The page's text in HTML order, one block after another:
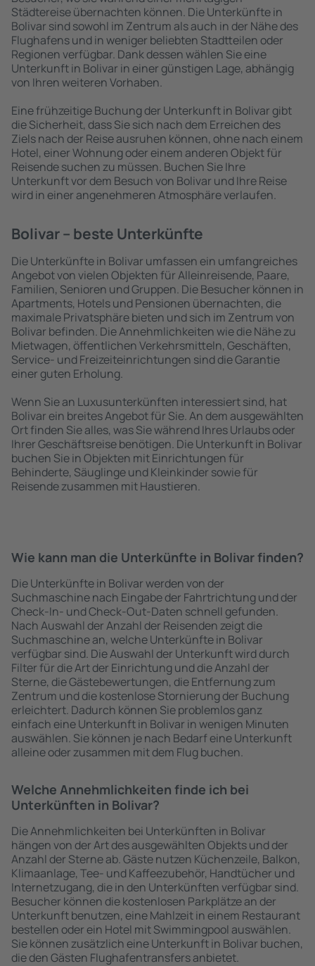
Städtereise übernachten können. Die Unterkünfte in
Bolivar sind sowohl im Zentrum als auch in der Nähe des
Flughafens und in weniger beliebten Stadtteilen oder
Regionen verfügbar. Dank dessen wählen Sie eine
Unterkunft in Bolivar in einer günstigen Lage, abhängig
von Ihren weiteren Vorhaben.
Eine frühzeitige Buchung der Unterkunft in Bolivar gibt
die Sicherheit, dass Sie sich nach dem Erreichen des
Ziels nach der Reise ausruhen können, ohne nach einem
Hotel, einer Wohnung oder einem anderen Objekt für
Reisende suchen zu müssen. Buchen Sie Ihre
Unterkunft vor dem Besuch von Bolivar und Ihre Reise
wird in einer angenehmeren Atmosphäre verlaufen.
Bolivar – beste Unterkünfte
Die Unterkünfte in Bolivar umfassen ein umfangreiches
Angebot von vielen Objekten für Alleinreisende, Paare,
Familien, Senioren und Gruppen. Die Besucher können in
Apartments, Hotels und Pensionen übernachten, die
maximale Privatsphäre bieten und sich im Zentrum von
Bolivar befinden. Die Annehmlichkeiten wie die Nähe zu
Mietwagen, öffentlichen Verkehrsmitteln, Geschäften,
Service- und Freizeiteinrichtungen sind die Garantie
einer guten Erholung.
Wenn Sie an Luxusunterkünften interessiert sind, hat
Bolivar ein breites Angebot für Sie. An dem ausgewählten
Ort finden Sie alles, was Sie während Ihres Urlaubs oder
Ihrer Geschäftsreise benötigen. Die Unterkunft in Bolivar
buchen Sie in Objekten mit Einrichtungen für
Behinderte, Säuglinge und Kleinkinder sowie für
Reisende zusammen mit Haustieren.
Wie kann man die Unterkünfte in Bolivar finden?
Die Unterkünfte in Bolivar werden von der
Suchmaschine nach Eingabe der Fahrtrichtung und der
Check-In- und Check-Out-Daten schnell gefunden.
Nach Auswahl der Anzahl der Reisenden zeigt die
Suchmaschine an, welche Unterkünfte in Bolivar
verfügbar sind. Die Auswahl der Unterkunft wird durch
Filter für die Art der Einrichtung und die Anzahl der
Sterne, die Gästebewertungen, die Entfernung zum
Zentrum und die kostenlose Stornierung der Buchung
erleichtert. Dadurch können Sie problemlos ganz
einfach eine Unterkunft in Bolivar in wenigen Minuten
auswählen. Sie können je nach Bedarf eine Unterkunft
alleine oder zusammen mit dem Flug buchen.
Welche Annehmlichkeiten finde ich bei
Unterkünften in Bolivar?
Die Annehmlichkeiten bei Unterkünften in Bolivar
hängen von der Art des ausgewählten Objekts und der
Anzahl der Sterne ab. Gäste nutzen Küchenzeile, Balkon,
Klimaanlage, Tee- und Kaffeezubehör, Handtücher und
Internetzugang, die in den Unterkünften verfügbar sind.
Besucher können die kostenlosen Parkplätze an der
Unterkunft benutzen, eine Mahlzeit in einem Restaurant
bestellen oder ein Hotel mit Swimmingpool auswählen.
Sie können zusätzlich eine Unterkunft in Bolivar buchen,
die den Gästen Flughafentransfers anbietet.